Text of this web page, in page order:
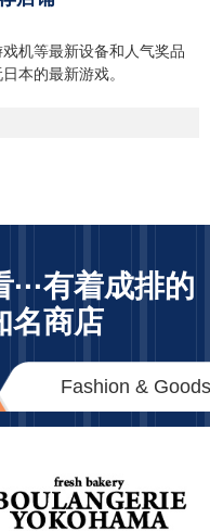
机等最新设备和人气奖品
本的最新游戏。
有着成排的
名商店
Fashion & Goods